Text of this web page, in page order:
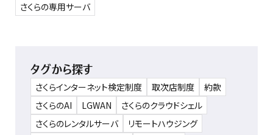
さくらの専用サーバ
タグから探す
さくらインターネット検定制度 取次店制度
約款
さくらのAI
LGWAN
さくらのクラウドシェル
さくらのレンタルサーバ
リモートハウジング